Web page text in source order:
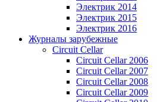
Электрик 2014
Электрик 2015
Электрик 2016
Журналы зарубежные
Circuit Cellar
Circuit Cellar 2006
Circuit Cellar 2007
Circuit Cellar 2008
Circuit Cellar 2009